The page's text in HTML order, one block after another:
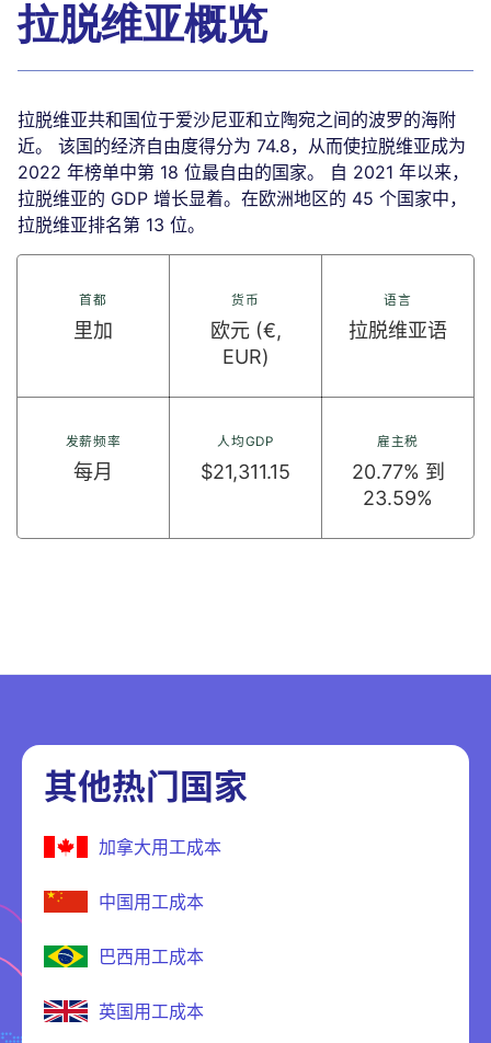
拉脱维亚概览
拉脱维亚共和国位于爱沙尼亚和立陶宛之间的波罗的海附
近。 该国的经济自由度得分为 74.8，从而使拉脱维亚成为
2022 年榜单中第 18 位最自由的国家。 自 2021 年以来，
拉脱维亚的 GDP 增长显着。在欧洲地区的 45 个国家中，
拉脱维亚排名第 13 位。
首都
里加
货币
欧元 (€,
EUR)
语言
拉脱维亚语
发薪频率
每月
人均GDP
$21,311.15
雇主税
20.77% 到
23.59%
其他热门国家
加拿大用工成本
中国用工成本
巴西用工成本
英国用工成本